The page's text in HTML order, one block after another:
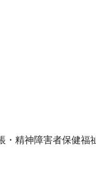
精神障害者保健福